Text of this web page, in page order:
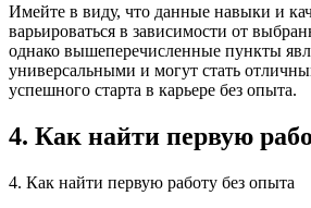
Имейте в виду, что данные навыки и
варьироваться в зависимости от
однако вышеперечисленные пункты
универсальными и могут стать
успешного старта в карьере без опыта.
4. Как найти первую
4. Как найти первую работу без опыта